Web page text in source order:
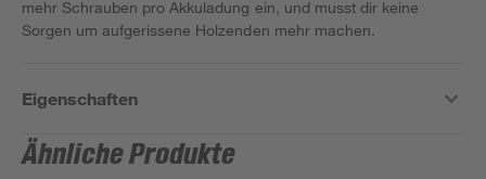
mehr Schrauben pro Akkuladung ein, und musst dir keine
Sorgen um aufgerissene Holzenden mehr machen.
Eigenschaften
Ähnliche Produkte